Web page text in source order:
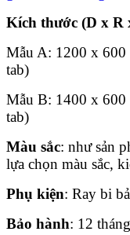
Kích thước (D x R
Mẫu A: 1200 x 600
tab)
Mẫu B: 1400 x 600
tab)
Màu sắc: như sản
lựa chọn màu sắc,
Phụ kiện: Ray bi
Bảo hành: 12 tháng